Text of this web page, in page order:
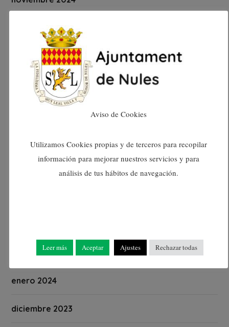
octubre 2024
septiembre 2024
agosto 2024
junio 2024
febrero 2024
enero 2024
diciembre 2023
Aviso de Cookies
Utilizamos Cookies propias y de terceros para recopilar
información para mejorar nuestros servicios y para
análisis de tus hábitos de navegación.
Leer más Aceptar Ajustes Rechazar todas